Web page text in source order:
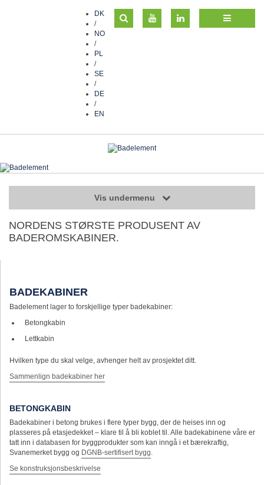
DK
/
NO
/
PL
/
SE
/
DE
/
EN
Vis undermenu
NORDENS STØRSTE PRODUSENT AV
BADEROMSKABINER.
BADEKABINER
Badelement lager to forskjellige typer badekabiner:
Betongkabin
Lettkabin
Hvilken type du skal velge, avhenger helt av prosjektet ditt.
Sammenlign badekabiner her
BETONGKABIN
Badekabiner i betong brukes i flere typer bygg, der de heises inn og
plasseres på etasjedekket – klare til å bli koblet til. Alle badekabinene våre er
tatt inn i databasen for byggprodukter som kan inngå i et bærekraftig,
Svanemerket bygg og DGNB-sertifisert bygg
Se konstruksjonsbeskrivelse